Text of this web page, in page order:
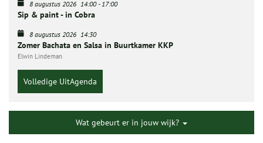
8 augustus 2026 14:00-17:00
Sip & paint - in Cobra
8 augustus 2026 14:30
Zomer Bachata en Salsa in Buurtkamer KKP
Elwin Lindeman
Volledige UitAgenda
Wat gebeurt er in jouw wijk?